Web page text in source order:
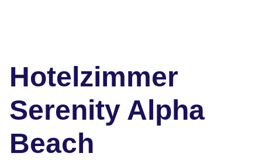
Hotelzimmer
Serenity Alpha
Beach